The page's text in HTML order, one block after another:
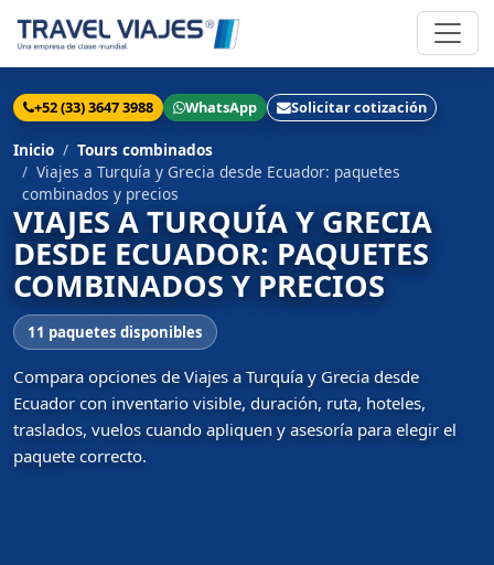
+52 (33) 3647 3988 WhatsApp Solicitar cotización
Inicio
Tours combinados
Viajes a Turquía y Grecia desde Ecuador: paquetes
combinados y precios
VIAJES A TURQUÍA Y GRECIA
DESDE ECUADOR: PAQUETES
COMBINADOS Y PRECIOS
11 paquetes disponibles
Compara opciones de Viajes a Turquía y Grecia desde
Ecuador con inventario visible, duración, ruta, hoteles,
traslados, vuelos cuando apliquen y asesoría para elegir el
paquete correcto.